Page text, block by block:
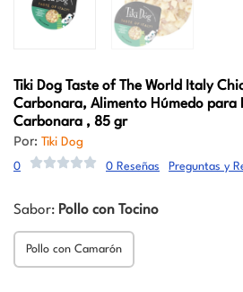
Tiki Dog Taste of The World Italy
Carbonara, Alimento Húmedo para
Carbonara , 85 gr
Por: Tiki Dog
0 0 Reseñas Preguntas y
Sabor: Pollo con Tocino
Pollo con Camarón